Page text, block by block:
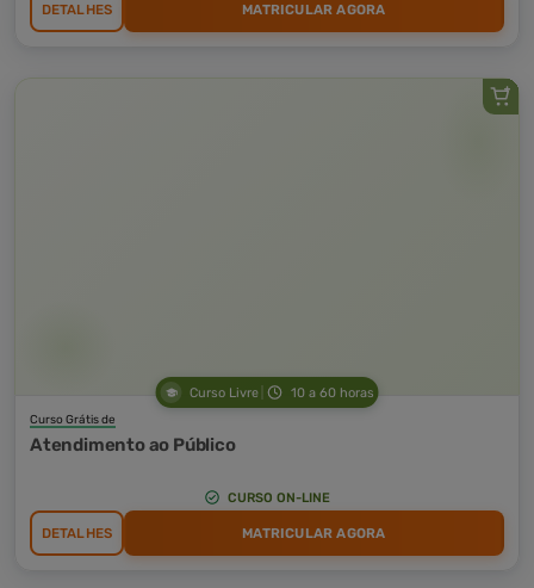
DETALHES MATRICULAR AGORA
Curso Livre 10 a 60 horas
Curso Grátis de
Atendimento ao Público
CURSO ON-LINE
DETALHES MATRICULAR AGORA